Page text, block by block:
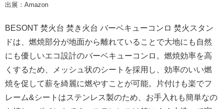
出展：Amazon
BESONT 焚火台 焚き火台 バーベキューコンロ 焚火スタン
ドは、燃焼部分が地面から離れていることで大地にも自然
にも優しいエコ設計のバーベキューコンロ。燃焼効率を高
くするため、メッシュ状のシートを採用し、効率のいい燃
焼を促して薪を綺麗に燃やすことが可能。片付けも楽でフ
レーム&シートはステンレス製のため、お手入れも簡単なの